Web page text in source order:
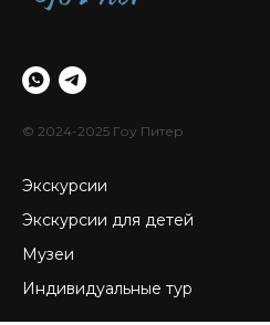
© 2024-2025 Гоу Питер
Экскурсии
Экскурсии для детей
Музеи
Индивидуальные тур